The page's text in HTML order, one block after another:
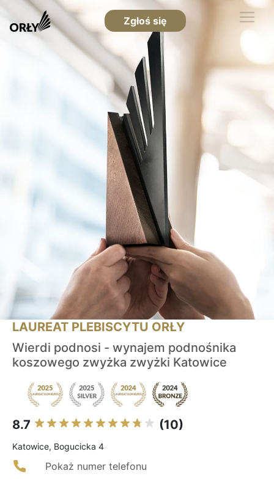
Zgłoś się
LAUREAT PLEBISCYTU ORŁY
Wierdi podnosi - wynajem podnośnika
koszowego zwyżka zwyżki Katowice
8.7 (10)
Katowice, Bogucicka 4
Pokaż numer telefonu